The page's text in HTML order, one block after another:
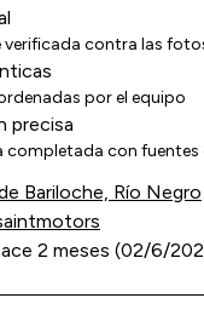
verificada contra las
por el equipo
precisa
completada con fuentes
Bariloche, Río Negro
2 meses (02/6/